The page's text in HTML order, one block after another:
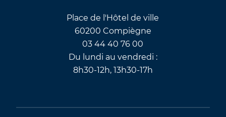
Place de l'Hôtel de ville
60200 Compiègne
03 44 40 76 00
Du lundi au vendredi :
8h30-12h, 13h30-17h